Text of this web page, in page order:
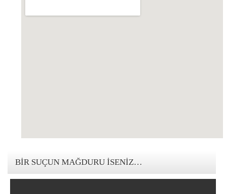
BIR SUÇUN MAĞDURU İSENIZ…